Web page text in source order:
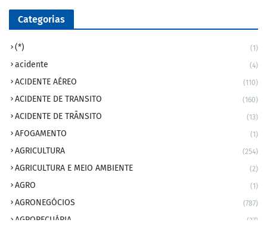
Categorias
(*) (1)
acidente (4)
ACIDENTE AÉREO (110)
ACIDENTE DE TRANSITO (160)
ACIDENTE DE TRÂNSITO (13)
AFOGAMENTO (1)
AGRICULTURA (254)
AGRICULTURA E MEIO AMBIENTE (2)
AGRO (1)
AGRONEGÓCIOS (787)
AGROPECUÁRIA (37)